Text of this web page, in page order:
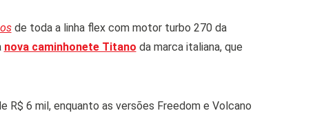
de toda a linha flex com motor turbo 270 da
nova caminhonete Titano da marca italiana, que
R$ 6 mil, enquanto as versões Freedom e Volcano